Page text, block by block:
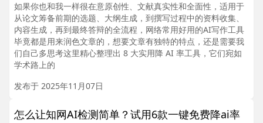
如果你也和我一样很在意原创性、文献真实性和全面性，适用于
从论文筹备前期的选题、大纲生成，到撰写过程中的资料收集、
内容生成，再到最终答辩的全流程，网络常用好用的AI写作工具
毕竟都是用来润色文章的，想要文章有独特的特点，还是需要我
们自己多思考这里精心整理出 8 大实用降 AI 率工具，它们宛如
学术路上的
发布于 2025年11月07日
怎么让知网AI检测简单？试用6款一键免费降ai率